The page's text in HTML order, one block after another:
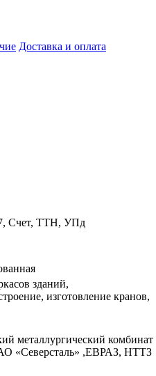
Доставка и оплата
Счет, ТТН, УПд
зданий,
изготовление кранов,
металлургический комбинат
«Северсталь» ,ЕВРАЗ, НТТЗ